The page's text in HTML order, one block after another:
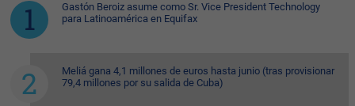
Gastón Beroiz asume como Sr. Vice President Technology
para Latinoamérica en Equifax
Meliá gana 4,1 millones de euros hasta junio (tras provisionar
79,4 millones por su salida de Cuba)